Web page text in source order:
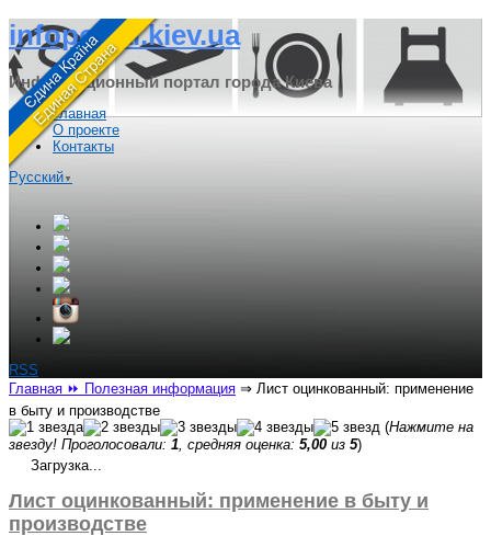
infoportal.kiev.ua
Информационный портал города Киева
Главная
О проекте
Контакты
Русский ▼
RSS
Главная ⏩ Полезная информация ⇒ Лист оцинкованный: применение
в быту и производстве
(Нажмите на
звезду! Проголосовали: 1 , средняя оценка: 5,00 из 5)
Загрузка...
Лист оцинкованный: применение в быту и
производстве